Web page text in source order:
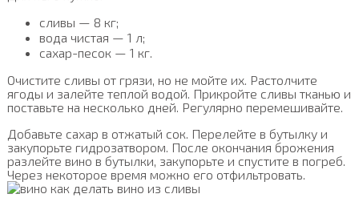
сливы — 8 кг;
вода чистая — 1 л;
сахар-песок — 1 кг.
Очистите сливы от грязи, но не мойте их. Растолчите
ягоды и залейте теплой водой. Прикройте сливы тканью и
поставьте на несколько дней. Регулярно перемешивайте.
Добавьте сахар в отжатый сок. Перелейте в бутылку и
закупорьте гидрозатвором. После окончания брожения
разлейте вино в бутылки, закупорьте и спустите в погреб.
Через некоторое время можно его отфильтровать.